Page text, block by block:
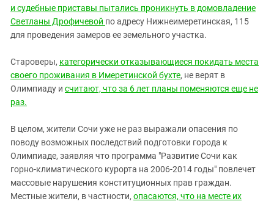
и судебные приставы пытались проникнуть в домовладение
Светланы Дрофичевой по адресу Нижнеимеретинская, 115
для проведения замеров ее земельного участка.
Староверы, категорически отказывающиеся покидать места
своего проживания в Имеретинской бухте, не верят в
Олимпиаду и считают, что за 6 лет планы поменяются еще не
раз.
В целом, жители Сочи уже не раз выражали опасения по
поводу возможных последствий подготовки города к
Олимпиаде, заявляя что программа "Развитие Сочи как
горно-климатического курорта на 2006-2014 годы" повлечет
массовые нарушения конституционных прав граждан.
Местные жители, в частности, опасаются, что на месте их